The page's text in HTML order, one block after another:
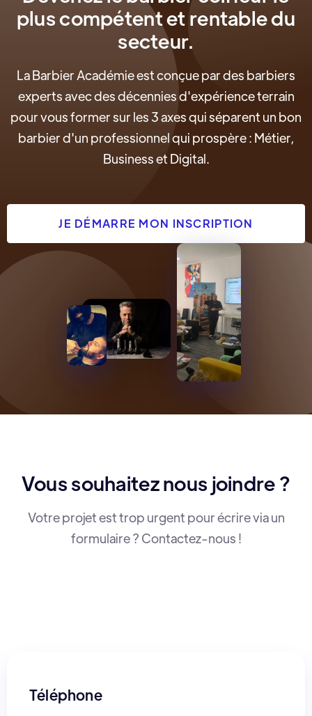
plus compétent et rentable du
secteur.
La Barbier Académie est conçue par des barbiers
experts avec des décennies d'expérience terrain
pour vous former sur les 3 axes qui séparent un bon
barbier d'un professionnel qui prospère : Métier,
Business et Digital.
JE DÉMARRE MON INSCRIPTION
Vous souhaitez nous joindre ?
Votre projet est trop urgent pour écrire via un
formulaire ? Contactez-nous !
Téléphone